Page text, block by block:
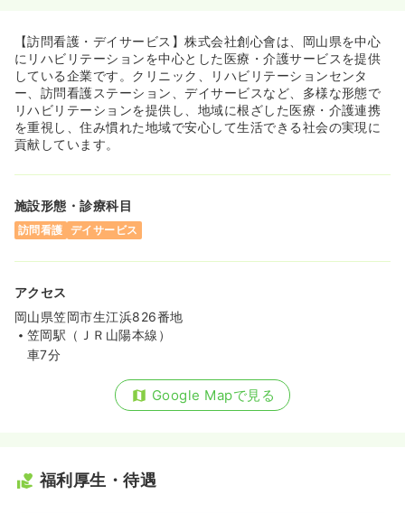
【訪問看護・デイサービス】株式会社創心會は、岡山県を中心
にリハビリテーションを中心とした医療・介護サービスを提供
している企業です。クリニック、リハビリテーションセンタ
ー、訪問看護ステーション、デイサービスなど、多様な形態で
リハビリテーションを提供し、地域に根ざした医療・介護連携
を重視し、住み慣れた地域で安心して生活できる社会の実現に
貢献しています。
施設形態・診療科目
訪問看護 デイサービス
アクセス
岡山県笠岡市生江浜826番地
笠岡駅（ＪＲ山陽本線）
車7分
Google Mapで見る
福利厚生・待遇